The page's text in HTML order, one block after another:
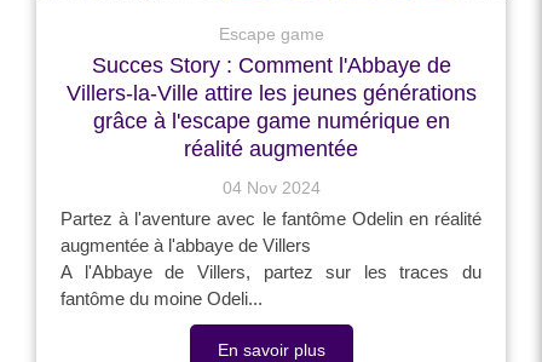
Escape game
Succes Story : Comment l'Abbaye de
Villers-la-Ville attire les jeunes générations
grâce à l'escape game numérique en
réalité augmentée
04 Nov 2024
Partez à l'aventure avec le fantôme Odelin en réalité
augmentée à l'abbaye de Villers
A l'Abbaye de Villers, partez sur les traces du
fantôme du moine Odeli...
En savoir plus